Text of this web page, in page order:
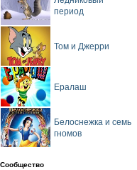
период
Том и Джерри
Ералаш
Белоснежка и семь
гномов
Сообщество